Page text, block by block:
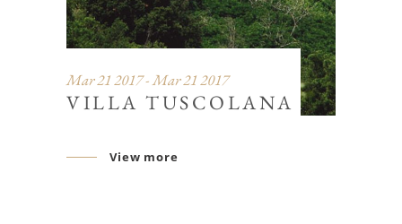
Mar 21 2017 - Mar 21 2017
VILLA TUSCOLANA
View more